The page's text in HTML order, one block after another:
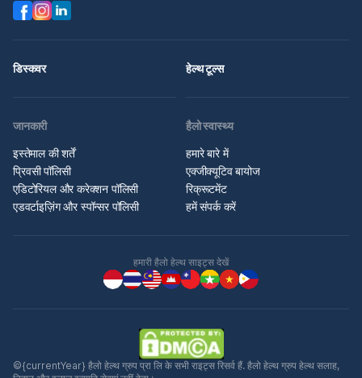
डिस्कवर हेल्थ टूल्स
जानकारी
इस्तेमाल की शर्तें
प्रिवसी पॉलिसी
एडिटोरियल और करेक्शन पॉलिसी
एडवर्टाइज़िंग और स्पॉन्सर पॉलिसी
हैलो स्वास्थ्य
हमारे बारे में
एक्जीक्यूटिव बायोज
रिक्रूटमेंट
हमें संपर्क करें
हमारी हैलो हेल्थ साइट्स देखें
©{currentYear} हैलो हेल्थ ग्रुप प्रा लि के सभी राइट्स रिसर्व हैं. हैलो हेल्थ ग्रुप हेल्थ सलाह,